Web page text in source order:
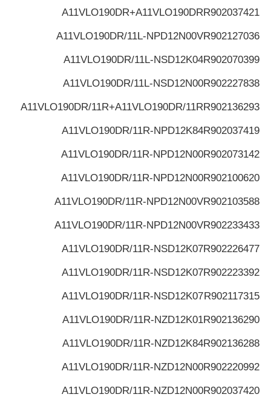
لوازم جانبی فیلتر رکسرت
دریچه هیدرولیک YUKEN
R902037421
A11VLO190DR+A11VLO190DR
R902127036
A11VLO190DR/11L-NPD12N00V
R902070399
A11VLO190DR/11L-NSD12K04
R902227838
A11VLO190DR/11L-NSD12N00
R902136293
A11VLO190DR/11R+A11VLO190DR/11R
R902037419
A11VLO190DR/11R-NPD12K84
R902073142
A11VLO190DR/11R-NPD12N00
R902100620
A11VLO190DR/11R-NPD12N00
R902103588
A11VLO190DR/11R-NPD12N00V
R902233433
A11VLO190DR/11R-NPD12N00V
R902226477
A11VLO190DR/11R-NSD12K07
R902223392
A11VLO190DR/11R-NSD12K07
R902117315
A11VLO190DR/11R-NSD12K07
R902136290
A11VLO190DR/11R-NZD12K01
R902136288
A11VLO190DR/11R-NZD12K84
R902220992
A11VLO190DR/11R-NZD12N00
R902037420
A11VLO190DR/11R-NZD12N00